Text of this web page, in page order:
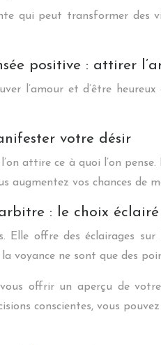
qui peut transformer des
positive : attirer
l’amour et d’être
votre désir
attire ce à quoi l’on
augmentez vos chances de
: le choix éclairé
Elle offre des éclairages
voyance ne sont que des
offrir un aperçu de
conscientes, vous